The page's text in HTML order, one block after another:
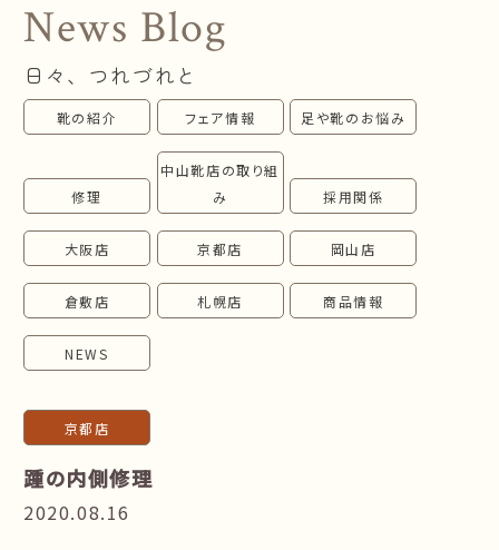
オンラインショップ
お問い合わせ
News Blog
日々、つれづれと
靴の紹介 フェア情報 足や靴のお悩み
修理
中山靴店の取り組
み
採用関係
大阪店 京都店 岡山店
倉敷店 札幌店 商品情報
NEWS
京都店
踵の内側修理
2020.08.16